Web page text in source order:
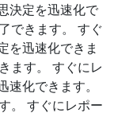
決定を迅速化で
できます。
すぐ
を迅速化できま
す。
すぐにレ
化できます。
すぐにレポー